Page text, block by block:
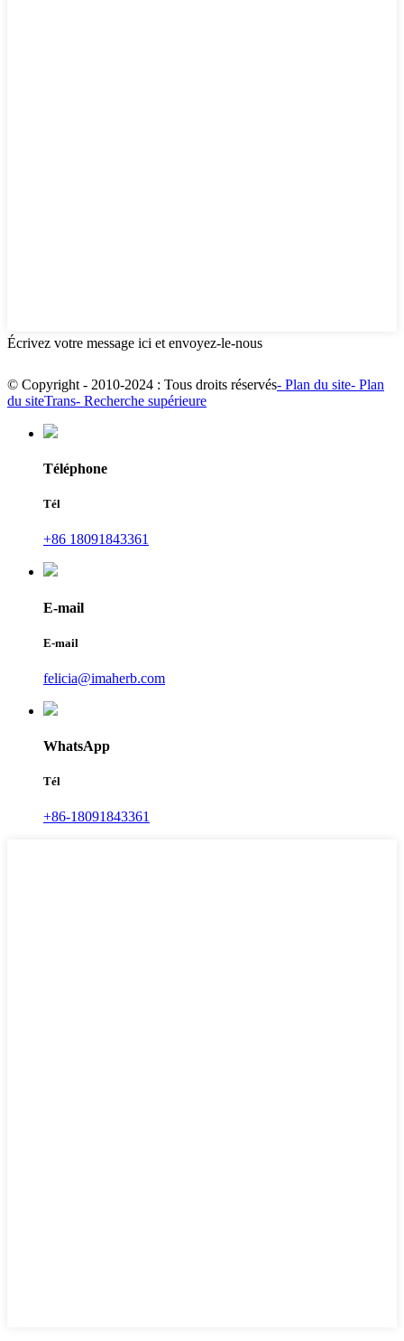
Écrivez votre message ici et envoyez-le-nous
© Copyright - 2010-2024 : Tous droits réservés- Plan du site- Plan
du siteTrans- Recherche supérieure
Téléphone
Tél
+86 18091843361
E-mail
E-mail
felicia@imaherb.com
WhatsApp
Tél
+86-18091843361